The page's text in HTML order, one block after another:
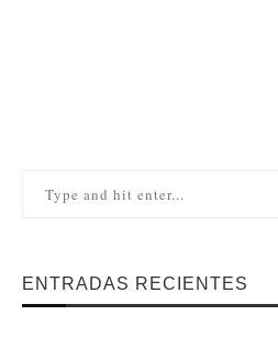
ENTRADAS RECIENTES